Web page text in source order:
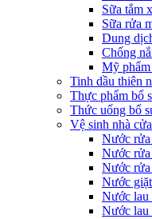
Sữa tắm
Sữa rửa
Dung
Chống
Mỹ
Tinh dầu thiên
Thực phẩm bổ
Thức uống bổ
Vệ sinh nhà cửa
Nước
Nước rửa
Nước rửa
Nước
Nước lau
Nước lau